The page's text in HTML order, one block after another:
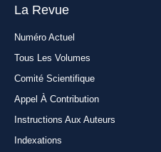
La Revue
Numéro Actuel
Tous Les Volumes
Comité Scientifique
Appel À Contribution
Instructions Aux Auteurs
Indexations